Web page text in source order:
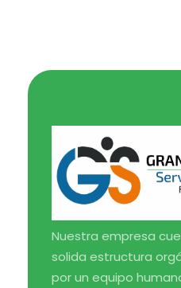
Medical Blog - Phlox Elementor WordPress Theme
Nuestra empresa
solida estructura
por un equipo